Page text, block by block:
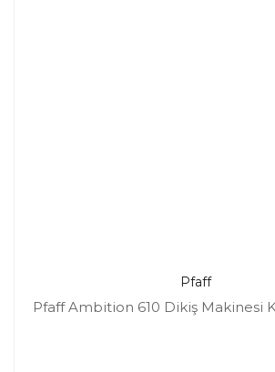
Pfaff
Pfaff Ambition 610 Dikiş Makinesi